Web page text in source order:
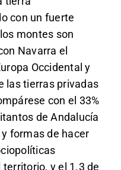
con un fuerte
montes son
Navarra el
Occidental y
las tierras privadas
con el 33%
de Andalucía
formas de hacer
y el 1.3 de